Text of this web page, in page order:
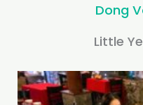
Dong
Little